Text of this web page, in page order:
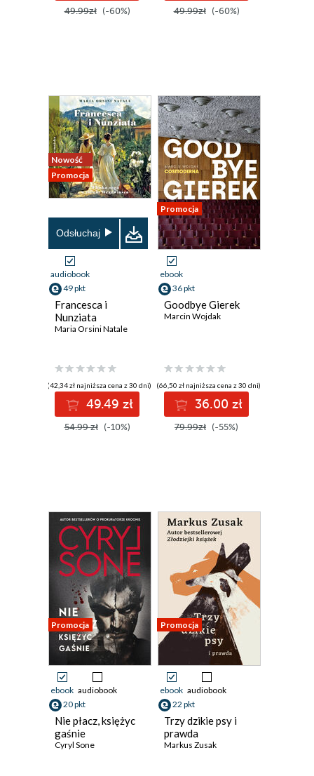
49.99zł (-60%) 49.99zł (-60%)
Nowość
Promocja
Odsłuchaj
audiobook
49 pkt
Francesca i
Nunziata
Maria Orsini Natale
(42,34 zł najniższa cena z 30 dni)
49.49 zł
54.99 zł (-10%)
Promocja
ebook
36 pkt
Goodbye Gierek
Marcin Wojdak
(66,50 zł najniższa cena z 30 dni)
36.00 zł
79.99zł (-55%)
Promocja
ebook audiobook
20 pkt
Nie płacz, księżyc
gaśnie
Cyryl Sone
Promocja
ebook audiobook
22 pkt
Trzy dzikie psy i
prawda
Markus Zusak